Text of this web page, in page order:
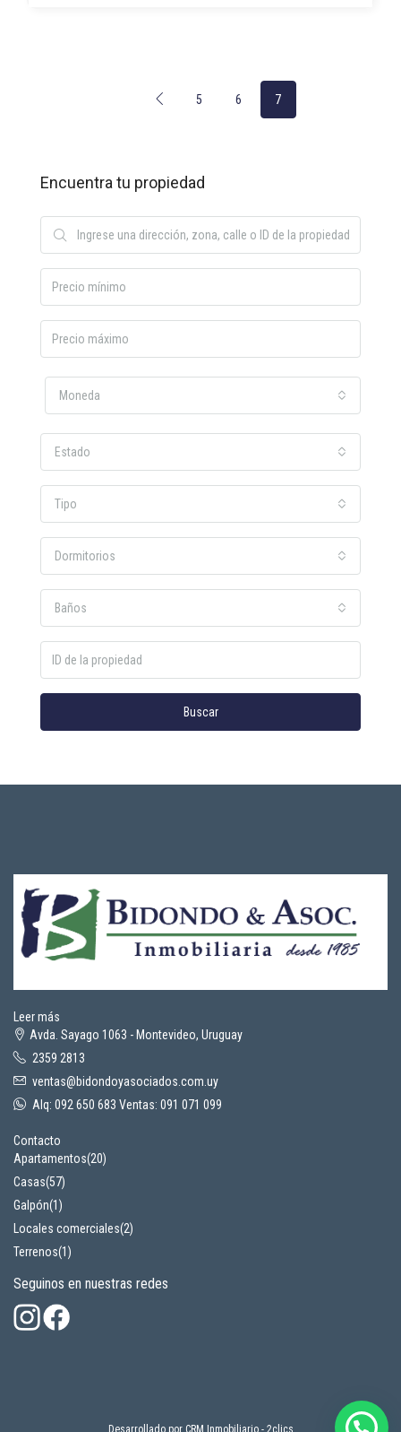
5 6 7
Encuentra tu propiedad
Moneda
Estado
Tipo
Dormitorios
Baños
Buscar
Leer más
Avda. Sayago 1063 - Montevideo, Uruguay
2359 2813
ventas@bidondoyasociados.com.uy
Alq: 092 650 683 Ventas: 091 071 099
Contacto
Apartamentos(20)
Casas(57)
Galpón(1)
Locales comerciales(2)
Terrenos(1)
Seguinos en nuestras redes
Desarrollado por CRM Inmobiliario - 2clics